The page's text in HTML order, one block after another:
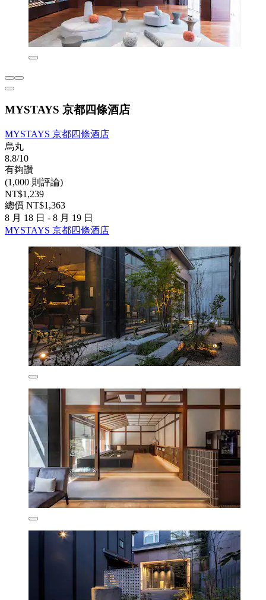
MYSTAYS 京都四條酒店
MYSTAYS 京都四條酒店
烏丸
8.8/10
有夠讚
(1,000 則評論)
NT$1,239
總價 NT$1,363
8 月 18 日 - 8 月 19 日
MYSTAYS 京都四條酒店